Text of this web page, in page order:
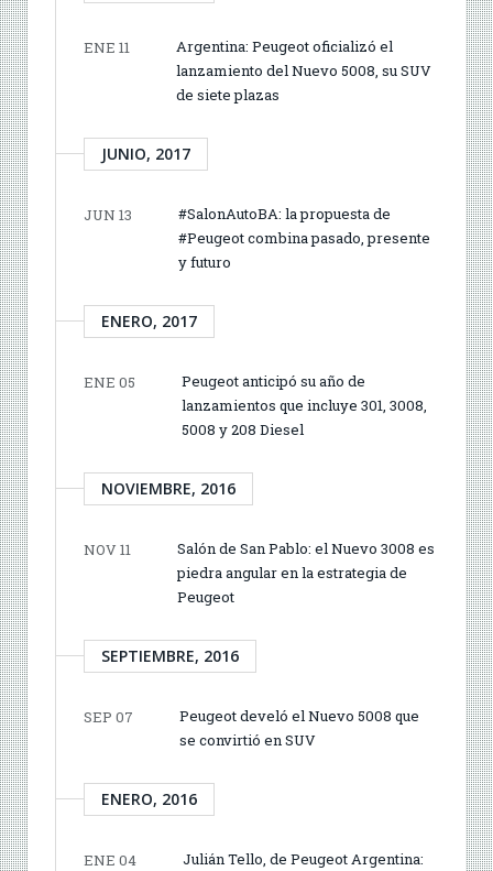
ENE 11
Argentina: Peugeot oficializó el
lanzamiento del Nuevo 5008, su SUV
de siete plazas
JUNIO, 2017
JUN 13
#SalonAutoBA: la propuesta de
#Peugeot combina pasado, presente
y futuro
ENERO, 2017
ENE 05
Peugeot anticipó su año de
lanzamientos que incluye 301, 3008,
5008 y 208 Diesel
NOVIEMBRE, 2016
NOV 11
Salón de San Pablo: el Nuevo 3008 es
piedra angular en la estrategia de
Peugeot
SEPTIEMBRE, 2016
SEP 07
Peugeot develó el Nuevo 5008 que
se convirtió en SUV
ENERO, 2016
ENE 04
Julián Tello, de Peugeot Argentina: